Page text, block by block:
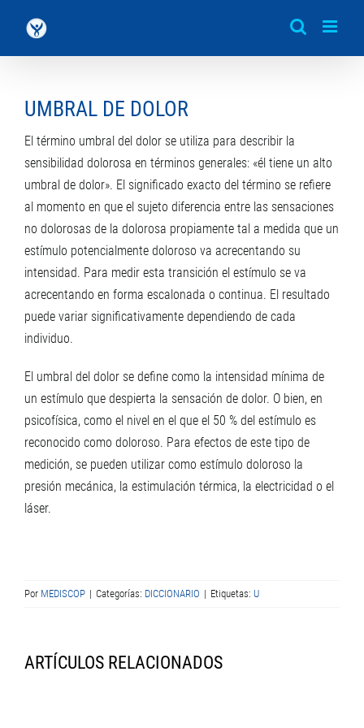
contenido
UMBRAL DE DOLOR
El término umbral del dolor se utiliza para describir la
sensibilidad dolorosa en términos generales: «él tiene un alto
umbral de dolor». El significado exacto del término se refiere
al momento en que el sujeto diferencia entre las sensaciones
no dolorosas de la dolorosa propiamente tal a medida que un
estímulo potencialmente doloroso va acrecentando su
intensidad. Para medir esta transición el estímulo se va
acrecentando en forma escalonada o continua. El resultado
puede variar significativamente dependiendo de cada
individuo.
El umbral del dolor se define como la intensidad mínima de
un estímulo que despierta la sensación de dolor. O bien, en
psicofísica, como el nivel en el que el 50 % del estímulo es
reconocido como doloroso. Para efectos de este tipo de
medición, se pueden utilizar como estímulo doloroso la
presión mecánica, la estimulación térmica, la electricidad o el
láser.
Por MEDISCOP | Categorías: DICCIONARIO | Etiquetas: U
ARTÍCULOS RELACIONADOS